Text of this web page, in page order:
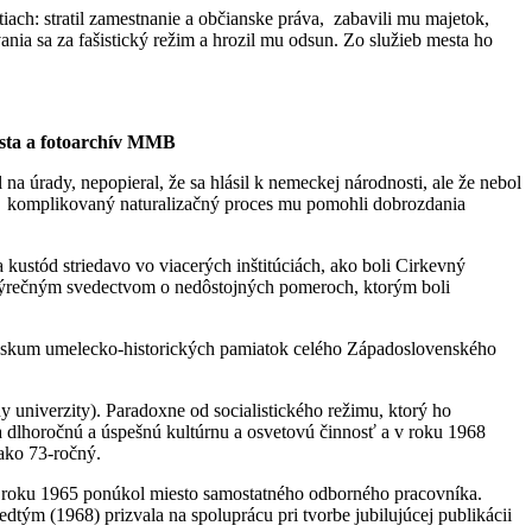
stratil zamestnanie a občianske práva, zabavili mu majetok,
sa za fašistický režim a hrozil mu odsun. Zo služieb mesta ho
a fotoarchív MMB
úrady, nepopieral, že sa hlásil k nemeckej národnosti, ale že nebol
naturalizačný proces mu pomohli dobrozdania
striedavo vo viacerých inštitúciách, ako boli Cirkevný
svedectvom o nedôstojných pomeroch, ktorým boli
umelecko-historických pamiatok celého Západoslovenského
univerzity). Paradoxne od socialistického režimu, ktorý ho
a úspešnú kultúrnu a osvetovú činnosť a v roku 1968
73-ročný.
1965 ponúkol miesto samostatného odborného pracovníka.
(1968) prizvala na spoluprácu pri tvorbe jubilujúcej publikácii